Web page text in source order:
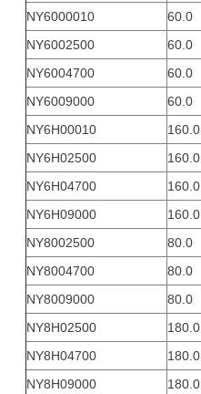
NY6000010
60.0
NY6002500
60.0
NY6004700
60.0
NY6009000
60.0
NY6H00010
160.0
NY6H02500
160.0
NY6H04700
160.0
NY6H09000
160.0
NY8002500
80.0
NY8004700
80.0
NY8009000
80.0
NY8H02500
180.0
NY8H04700
180.0
NY8H09000
180.0